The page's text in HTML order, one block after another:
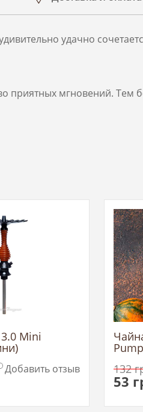
удачно
приятных мгновений. Тем
Mini
Добавить отзыв
132
53